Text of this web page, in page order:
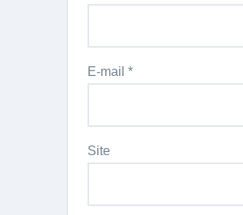
E-mail *
Site